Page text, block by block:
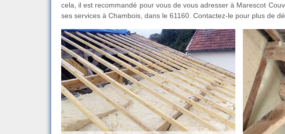
cela, il est recommandé pour vous de vous adresser à Marescot
ses services à Chambois, dans le 61160. Contactez-le pour plus de